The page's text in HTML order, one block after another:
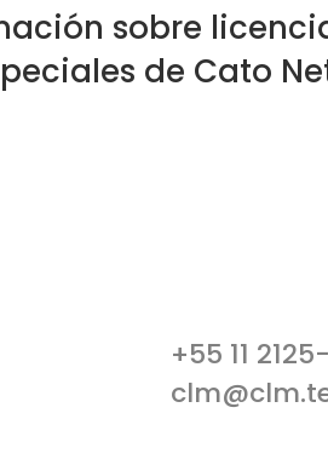
sobre
de Cato
+55 11